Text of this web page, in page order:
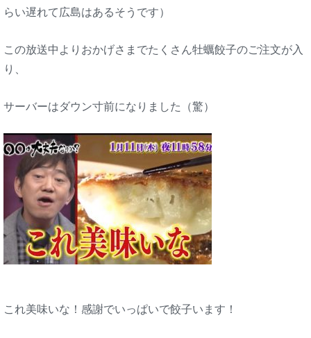
らい遅れて広島はあるそうです）
この放送中よりおかげさまでたくさん牡蠣餃子のご注文が入
り、
サーバーはダウン寸前になりました（驚）
これ美味いな！感謝でいっぱいで餃子います！